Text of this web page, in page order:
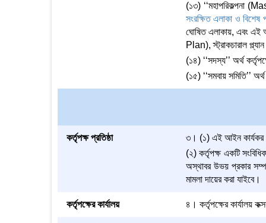
(১৩) ‘‘মহাপরিকল্পনা
সংরক্ষিত এলাকা ও
ঘোষিত এলাকায়, এবং এই
Plan), স্ট্রাকচারাল
(১৪) ‘‘সদস্য’’ অর্থ
(১৫) ‘‘সমবায় সমিতি’’
কর্তৃপক্ষ প্রতিষ্ঠা
৩। (১) এই আইন কার্যকর
(২) কর্তৃপক্ষ একটি
অস্থাবর উভয় প্রকার
মামলা দায়ের করা যাইবে।
কর্তৃপক্ষের কার্যালয় ৪। কর্তৃপক্ষের কার্যালয়